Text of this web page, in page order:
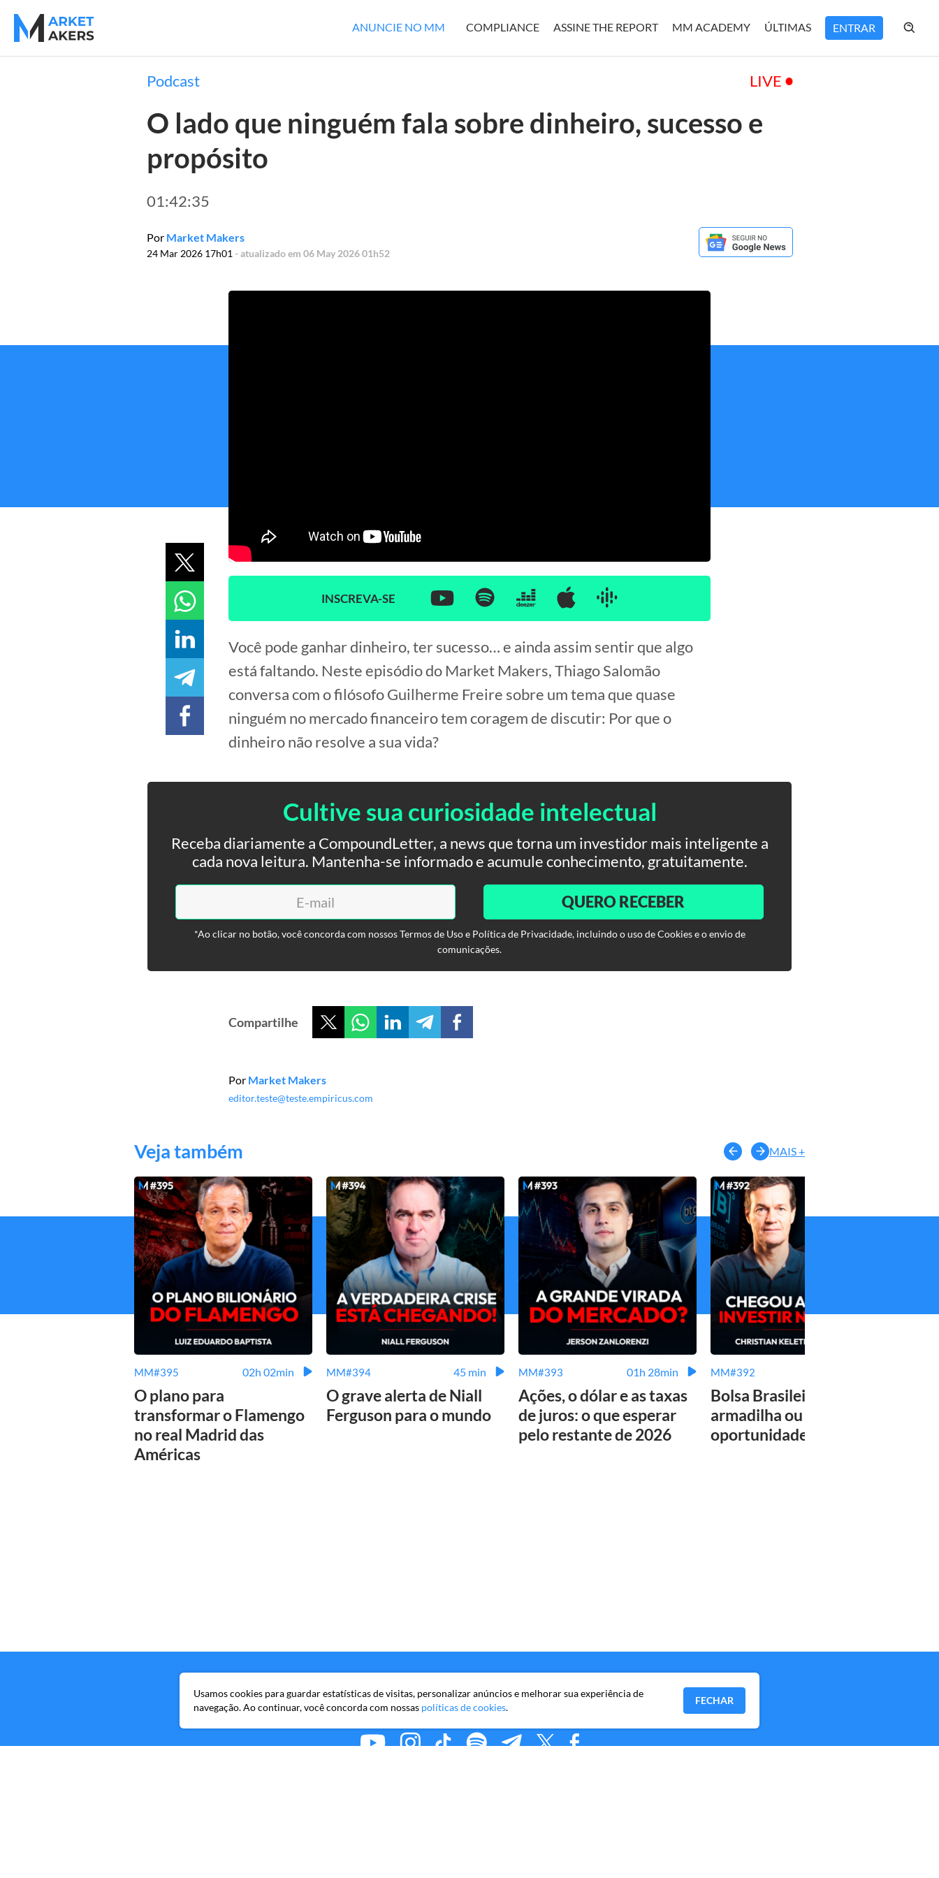
ANUNCIE NO MM COMPLIANCE ASSINE THE REPORT MM ACADEMY ÚLTIMAS ENTRAR
Podcast LIVE
O lado que ninguém fala sobre dinheiro, sucesso e
propósito
01:42:35
Por Market Makers
24 Mar 2026 17h01 - atualizado em 06 May 2026 01h52
INSCREVA-SE
Você pode ganhar dinheiro, ter sucesso… e ainda assim sentir que algo
está faltando. Neste episódio do Market Makers, Thiago Salomão
conversa com o filósofo Guilherme Freire sobre um tema que quase
ninguém no mercado financeiro tem coragem de discutir: Por que o
dinheiro não resolve a sua vida?
Cultive sua curiosidade intelectual
Receba diariamente a CompoundLetter, a news que torna um investidor mais inteligente a
cada nova leitura. Mantenha-se informado e acumule conhecimento, gratuitamente.
QUERO RECEBER
*Ao clicar no botão, você concorda com nossos Termos de Uso e Política de Privacidade, incluindo o uso de Cookies e o envio de
comunicações.
Compartilhe
Por Market Makers
editor.teste@teste.empiricus.com
Veja também MAIS +
MM#395 02h 02min
O plano para
transformar o Flamengo
no real Madrid das
Américas
MM#394 45 min
O grave alerta de Niall
Ferguson para o mundo
MM#393 01h 28min
Ações, o dólar e as taxas
de juros: o que esperar
pelo restante de 2026
MM#392
Bolsa Brasileira:
armadilha ou
oportunidade única?
Usamos cookies para guardar estatísticas de visitas, personalizar anúncios e melhorar sua experiência de
navegação. Ao continuar, você concorda com nossas políticas de cookies.
FECHAR